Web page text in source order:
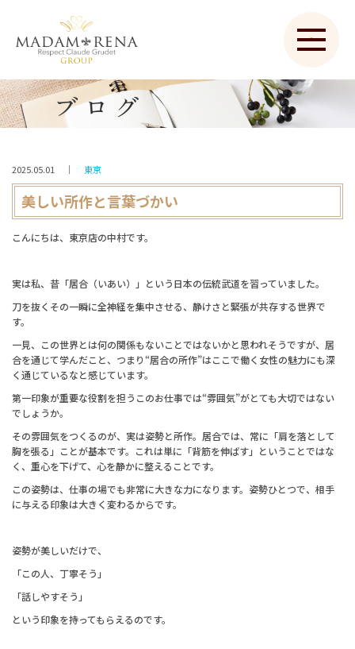
ブログ
2025.05.01 ｜ 東京
美しい所作と言葉づかい
こんにちは、東京店の中村です。
実は私、昔「居合（いあい）」という日本の伝統武道を習っていました。
刀を抜くその一瞬に全神経を集中させる、静けさと緊張が共存する世界で
す。
一見、この世界とは何の関係もないことではないかと思われそうですが、居
合を通じて学んだこと、つまり“居合の所作”はここで働く女性の魅力にも深
く通じているなと感じています。
第一印象が重要な役割を担うこのお仕事では“雰囲気”がとても大切ではない
でしょうか。
その雰囲気をつくるのが、実は姿勢と所作。居合では、常に「肩を落として
胸を張る」ことが基本です。これは単に「背筋を伸ばす」ということではな
く、重心を下げて、心を静かに整えることです。
この姿勢は、仕事の場でも非常に大きな力になります。姿勢ひとつで、相手
に与える印象は大きく変わるからです。
姿勢が美しいだけで、
「この人、丁寧そう」
「話しやすそう」
という印象を持ってもらえるのです。